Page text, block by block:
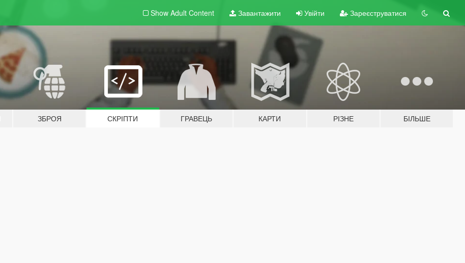
Show Adult Content Завантажити Увійти Зареєструватися
ЗБРОЯ СКРІПТИ ГРАВЕЦЬ КАРТИ РІЗНЕ БІЛЬШЕ